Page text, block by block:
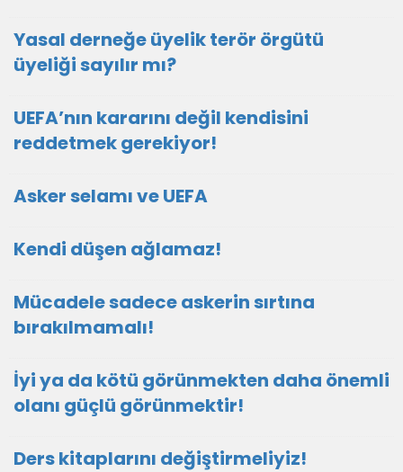
Yasal derneğe üyelik terör örgütü
üyeliği sayılır mı?
UEFA’nın kararını değil kendisini
reddetmek gerekiyor!
Asker selamı ve UEFA
Kendi düşen ağlamaz!
Mücadele sadece askerin sırtına
bırakılmamalı!
İyi ya da kötü görünmekten daha önemli
olanı güçlü görünmektir!
Ders kitaplarını değiştirmeliyiz!